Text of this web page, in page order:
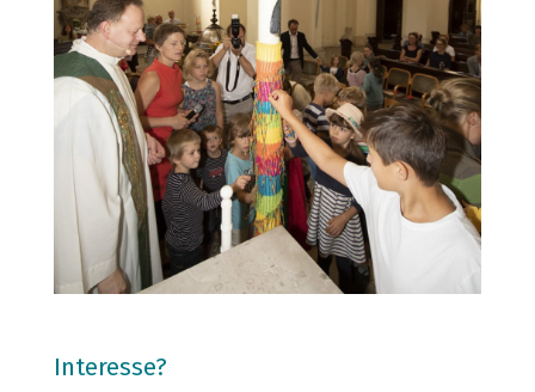
Interesse?